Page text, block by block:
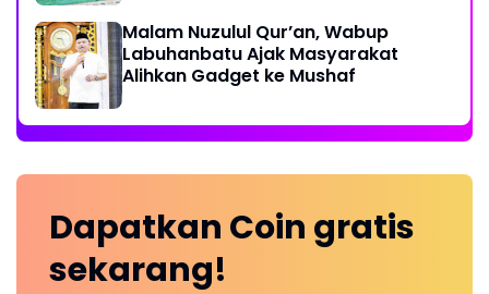
Malam Nuzulul Qur’an, Wabup
Labuhanbatu Ajak Masyarakat
Alihkan Gadget ke Mushaf
Dapatkan Coin gratis
sekarang!